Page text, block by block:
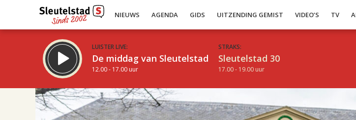
NIEUWS AGENDA GIDS UITZENDING GEMIST VIDEO’S TV
LUISTER LIVE:
De middag van Sleutelstad
12.00 - 17.00 uur
STRAKS:
Sleutelstad 30
17.00 - 19.00 uur